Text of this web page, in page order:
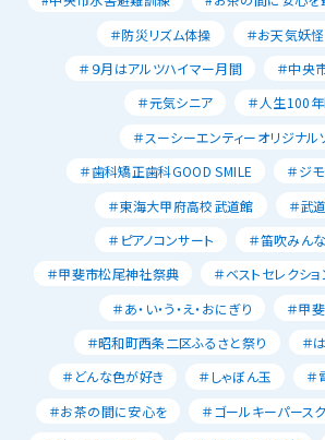
＃防災リズム体操
＃お天気妖
＃９月はアルツハイマー月間
＃中央
＃元気シニア
＃人生100
＃スーシーエンティーオリジナル
＃歯科矯正歯科GOOD SMILE
＃ジ
＃東海大甲府高校武道館
＃武
＃ピアノコンサート
＃笛吹みん
＃甲斐市松尾神社祭典
＃ベストセレクショ
＃あ・い・う・え・おにぎり
＃甲
＃昭和町西条二区ふるさと祭り
＃
＃どんな色が好き
＃しゃぼん玉
＃
＃お茶の間に安心を
＃ゴールキーパース